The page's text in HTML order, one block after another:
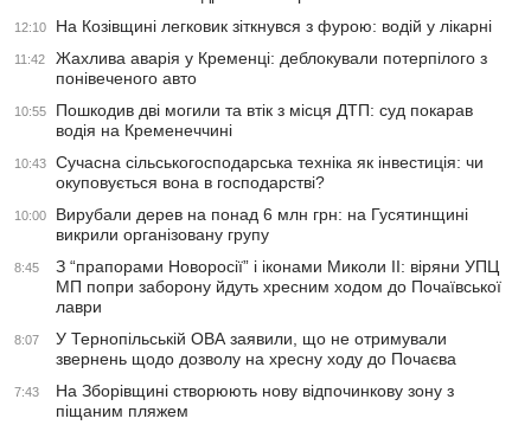
12:10 На Козівщині легковик зіткнувся з фурою: водій у лікарні
11:42
Жахлива аварія у Кременці: деблокували потерпілого з
понівеченого авто
10:55
Пошкодив дві могили та втік з місця ДТП: суд покарав
водія на Кременеччині
10:43
Сучасна сільськогосподарська техніка як інвестиція: чи
окуповується вона в господарстві?
10:00
Вирубали дерев на понад 6 млн грн: на Гусятинщині
викрили організовану групу
8:45
З “прапорами Новоросії” і іконами Миколи ІІ: віряни УПЦ
МП попри заборону йдуть хресним ходом до Почаївської
лаври
8:07
У Тернопільській ОВА заявили, що не отримували
звернень щодо дозволу на хресну ходу до Почаєва
7:43
На Зборівщині створюють нову відпочинкову зону з
піщаним пляжем